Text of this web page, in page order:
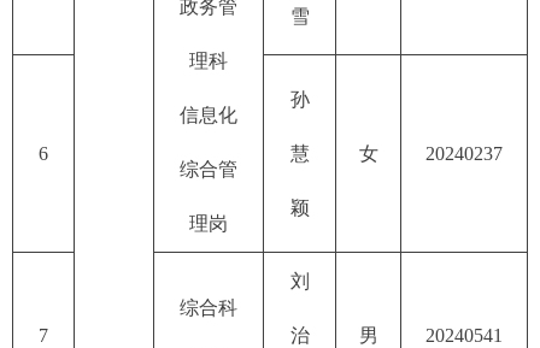
政务管
理科
信息化
综合管
理岗
雪
6
孙
慧
颖
女 20240237
7
综合科
刘
治 男 20240541